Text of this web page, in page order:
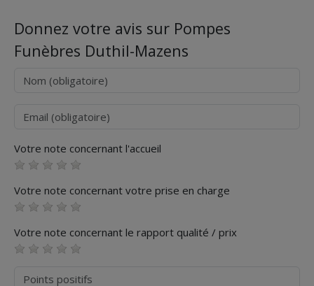
Donnez votre avis sur Pompes
Funèbres Duthil-Mazens
Nom
Courriel
Votre note concernant l'accueil
Votre note concernant votre prise en charge
Votre note concernant le rapport qualité / prix
Points positifs